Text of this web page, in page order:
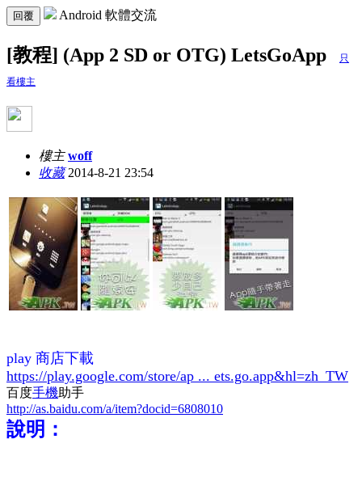
回覆 Android 軟體交流
[教程] (App 2 SD or OTG) LetsGoApp 只
看樓主
樓主 woff
收藏2014-8-21 23:54
play 商店下載
https://play.google.com/store/ap ... ets.go.app&hl=zh_TW
百度手機助手
http://as.baidu.com/a/item?docid=6808010
說明：